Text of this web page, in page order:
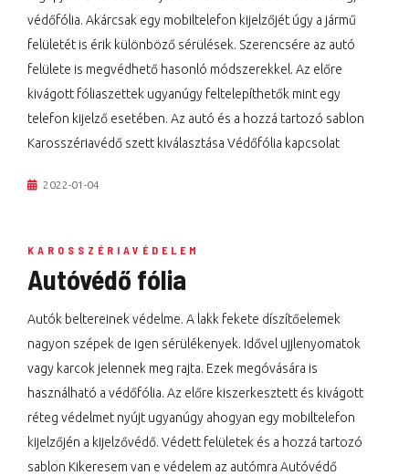
védőfólia. Akárcsak egy mobiltelefon kijelzőjét úgy a jármű
felületét is érik különböző sérülések. Szerencsére az autó
felülete is megvédhető hasonló módszerekkel. Az előre
kivágott fóliaszettek ugyanúgy feltelepíthetők mint egy
telefon kijelző esetében. Az autó és a hozzá tartozó sablon
Karosszériavédő szett kiválasztása Védőfólia kapcsolat
2022-01-04
KAROSSZÉRIAVÉDELEM
Autóvédő fólia
Autók beltereinek védelme. A lakk fekete díszítőelemek
nagyon szépek de igen sérülékenyek. Idővel ujjlenyomatok
vagy karcok jelennek meg rajta. Ezek megóvására is
használható a védőfólia. Az előre kiszerkesztett és kivágott
réteg védelmet nyújt ugyanúgy ahogyan egy mobiltelefon
kijelzőjén a kijelzővédő. Védett felületek és a hozzá tartozó
sablon Kikeresem van e védelem az autómra Autóvédő